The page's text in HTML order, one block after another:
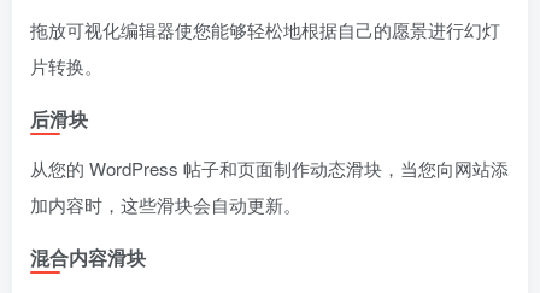
拖放可视化编辑器使您能够轻松地根据自己的愿景进行幻灯
片转换。
后滑块
从您的 WordPress 帖子和页面制作动态滑块，当您向网站添
加内容时，这些滑块会自动更新。
混合内容滑块